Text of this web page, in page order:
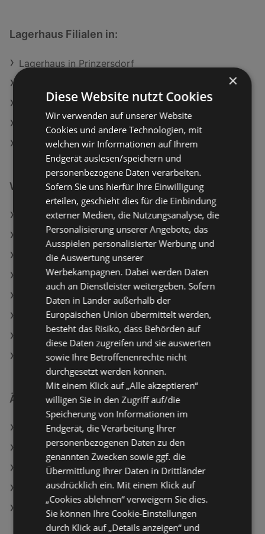
Lagerhaus Filialen in:
Lagerhaus in Prinzersdorf
Lagerhaus in Schenkenfelden
Lagerhaus in Bad Aussee
Lagerhaus in Gnas
Weiterführende Links
Lagerhaus Angebote
Matratzen Concord Angebote
HELLWEG Angebote
Aktuelle hagebaumarkt Flugblätter
Aktuelle OBI Flugblätter
Aktuelle BAUHAUS Flugblätter
Aktuelle JYSK Flugblätter
Aktuelle bellaflora Flugblätter
Ähnliche Händler
BAUHAUS Angebote
Matratzen Concord Angebote
Hornbach Angebote
hagebaumarkt Angebote
Hagebau Lieb Markt Angebote
×
Diese Website nutzt Cookies
Wir verwenden auf unserer Website
Cookies und andere Technologien, mit
welchen wir Informationen auf Ihrem
Endgerät auslesen/speichern und
personenbezogene Daten verarbeiten.
Sofern Sie uns hierfür Ihre Einwilligung
erteilen, geschieht dies für die Einbindung
externer Medien, die Nutzungsanalyse, die
Personalisierung unserer Angebote, das
Ausspielen personalisierter Werbung und
die Auswertung unserer
Werbekampagnen. Dabei werden Daten
auch an Dienstleister weitergeben. Sofern
Daten in Länder außerhalb der
Europäischen Union übermittelt werden,
besteht das Risiko, dass Behörden auf
diese Daten zugreifen und sie auswerten
sowie Ihre Betroffenenrechte nicht
durchgesetzt werden können.
Mit einem Klick auf „Alle akzeptieren“
willigen Sie in den Zugriff auf/die
Speicherung von Informationen im
Endgerät, die Verarbeitung Ihrer
personenbezogenen Daten zu den
genannten Zwecken sowie ggf. die
Übermittlung Ihrer Daten in Drittländer
ausdrücklich ein. Mit einem Klick auf
„Cookies ablehnen“ verweigern Sie dies.
Sie können Ihre Cookie-Einstellungen
durch Klick auf „Details anzeigen“ und